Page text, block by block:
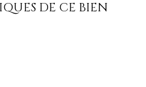
DE CE BIEN